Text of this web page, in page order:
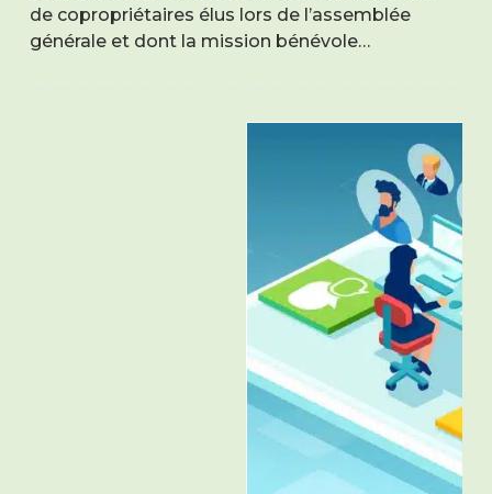
de copropriétaires élus lors de l’assemblée
générale et dont la mission bénévole…